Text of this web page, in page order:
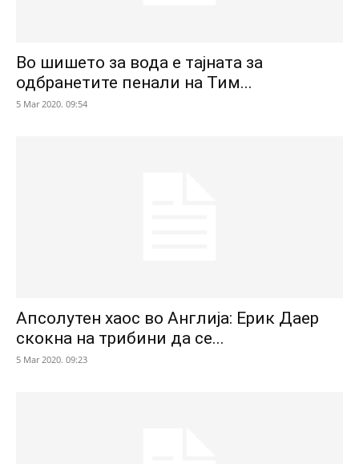
Во шишето за вода е тајната за
одбранетите пенали на Тим...
5 Mar 2020. 09:54
Апсолутен хаос во Англија: Ерик Даер
скокна на трибини да се...
5 Mar 2020. 09:23